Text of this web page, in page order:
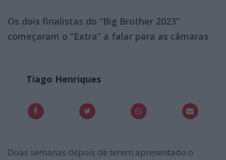
Os dois finalistas do “Big Brother 2023”
começaram o “Extra” a falar para as câmaras
Tiago Henriques
Duas semanas depois de terem apresentado o